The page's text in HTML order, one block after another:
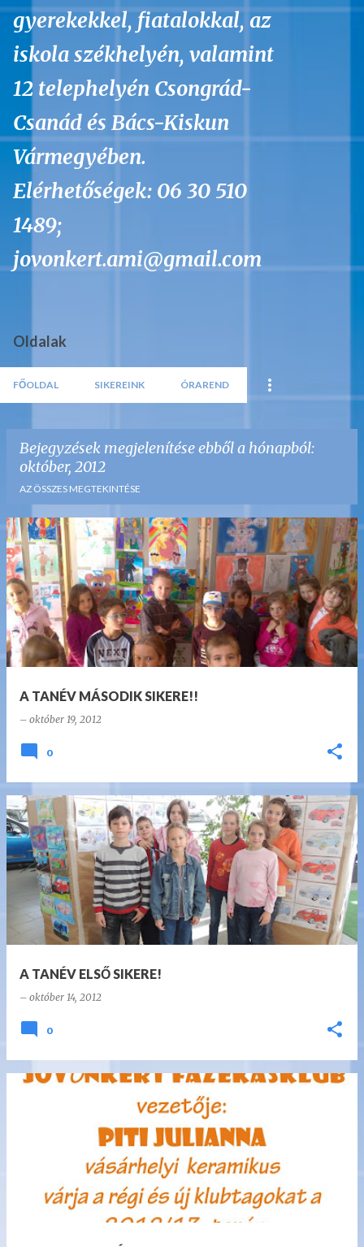
gyerekekkel, fiatalokkal, az
iskola székhelyén, valamint
12 telephelyén Csongrád-
Csanád és Bács-Kiskun
Vármegyében.
Elérhetőségek: 06 30 510
1489;
jovonkert.ami@gmail.com
Oldalak
FŐOLDAL SIKEREINK ÓRAREND
Bejegyzések megjelenítése ebből a hónapból:
október, 2012
AZ ÖSSZES MEGTEKINTÉSE
B
e
e
g
y
k
A TANÉV MÁSODIK SIKERE!!
– október 19, 2012
0
A TANÉV ELSŐ SIKERE!
– október 14, 2012
0